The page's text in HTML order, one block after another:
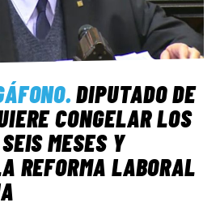
. DIPUTADO DE
CONGELAR LOS
MESES Y
REFORMA LABORAL